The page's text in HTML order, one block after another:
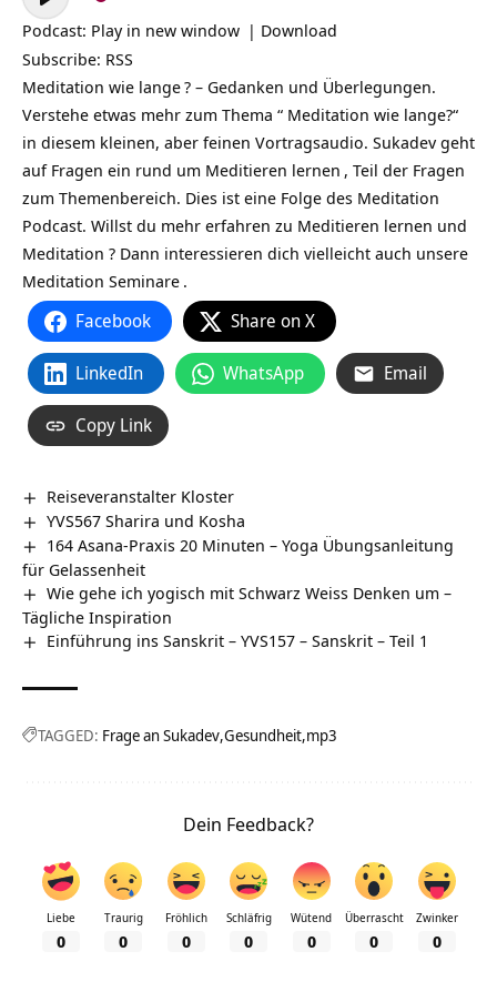
Player
Podcast: Play in new window | Download
Subscribe: RSS
Meditation wie lange? – Gedanken und Überlegungen.
Verstehe etwas mehr zum Thema “ Meditation wie lange?“
in diesem kleinen, aber feinen Vortragsaudio. Sukadev geht
auf Fragen ein rund um Meditieren lernen , Teil der Fragen
zum Themenbereich. Dies ist eine Folge des Meditation
Podcast. Willst du mehr erfahren zu Meditieren lernen und
Meditation ? Dann interessieren dich vielleicht auch unsere
Meditation Seminare .
Facebook Share on X
LinkedIn WhatsApp Email
Copy Link
Reiseveranstalter Kloster
YVS567 Sharira und Kosha
164 Asana-Praxis 20 Minuten – Yoga Übungsanleitung
für Gelassenheit
Wie gehe ich yogisch mit Schwarz Weiss Denken um –
Tägliche Inspiration
Einführung ins Sanskrit – YVS157 – Sanskrit – Teil 1
TAGGED: Frage an Sukadev Gesundheit mp3
Dein Feedback?
Liebe
0
Traurig
0
Fröhlich
0
Schläfrig
0
Wütend
0
Überrascht
0
Zwinker
0